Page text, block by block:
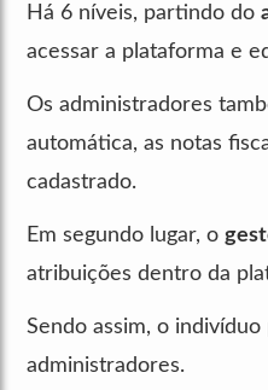
Há 6 níveis, partindo do
acessar a plataforma e
Os administradores
automática, as notas
cadastrado.
Em segundo lugar, o
atribuições dentro da
Sendo assim, o
administradores.